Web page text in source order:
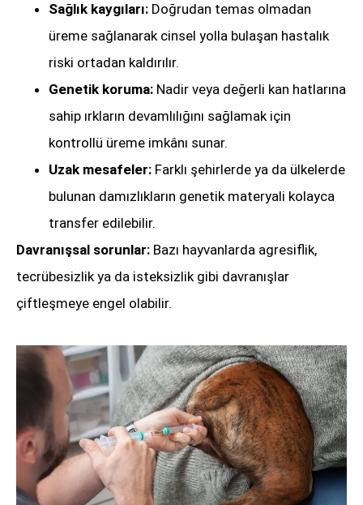
Sağlık kaygıları: Doğrudan temas olmadan
üreme sağlanarak cinsel yolla bulaşan hastalık
riski ortadan kaldırılır.
Genetik koruma: Nadir veya değerli kan hatlarına
sahip ırkların devamlılığını sağlamak için
kontrollü üreme imkânı sunar.
Uzak mesafeler: Farklı şehirlerde ya da ülkelerde
bulunan damızlıkların genetik materyali kolayca
transfer edilebilir.
Davranışsal sorunlar: Bazı hayvanlarda agresiflik,
tecrübesizlik ya da isteksizlik gibi davranışlar
çiftleşmeye engel olabilir.